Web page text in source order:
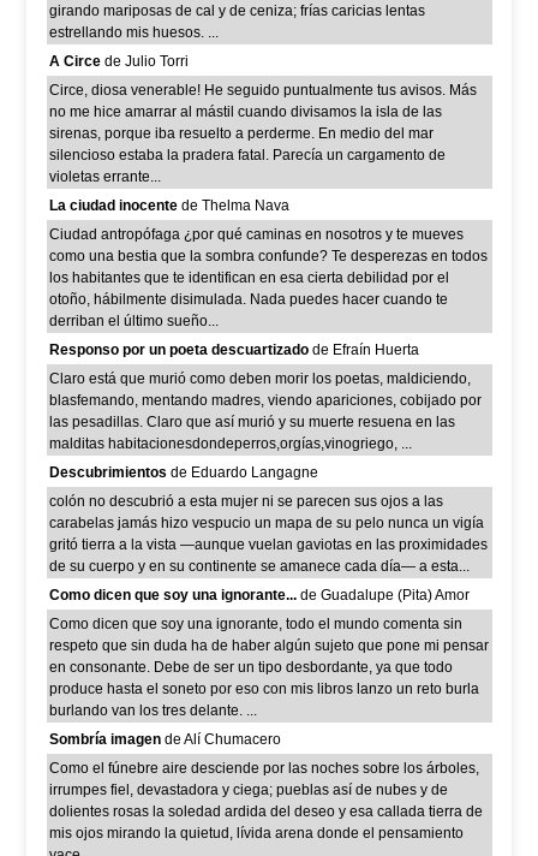
girando mariposas de cal y de ceniza; frías caricias lentas
estrellando mis huesos. ...
A Circe de Julio Torri
Circe, diosa venerable! He seguido puntualmente tus avisos. Más
no me hice amarrar al mástil cuando divisamos la isla de las
sirenas, porque iba resuelto a perderme. En medio del mar
silencioso estaba la pradera fatal. Parecía un cargamento de
violetas errante...
La ciudad inocente de Thelma Nava
Ciudad antropófaga ¿por qué caminas en nosotros y te mueves
como una bestia que la sombra confunde? Te desperezas en todos
los habitantes que te identifican en esa cierta debilidad por el
otoño, hábilmente disimulada. Nada puedes hacer cuando te
derriban el último sueño...
Responso por un poeta descuartizado de Efraín Huerta
Claro está que murió como deben morir los poetas, maldiciendo,
blasfemando, mentando madres, viendo apariciones, cobijado por
las pesadillas. Claro que así murió y su muerte resuena en las
malditas habitacionesdondeperros,orgías,vinogriego, ...
Descubrimientos de Eduardo Langagne
colón no descubrió a esta mujer ni se parecen sus ojos a las
carabelas jamás hizo vespucio un mapa de su pelo nunca un vigía
gritó tierra a la vista —aunque vuelan gaviotas en las proximidades
de su cuerpo y en su continente se amanece cada día— a esta...
Como dicen que soy una ignorante... de Guadalupe (Pita) Amor
Como dicen que soy una ignorante, todo el mundo comenta sin
respeto que sin duda ha de haber algún sujeto que pone mi pensar
en consonante. Debe de ser un tipo desbordante, ya que todo
produce hasta el soneto por eso con mis libros lanzo un reto burla
burlando van los tres delante. ...
Sombría imagen de Alí Chumacero
Como el fúnebre aire desciende por las noches sobre los árboles,
irrumpes fiel, devastadora y ciega; pueblas así de nubes y de
dolientes rosas la soledad ardida del deseo y esa callada tierra de
mis ojos mirando la quietud, lívida arena donde el pensamiento